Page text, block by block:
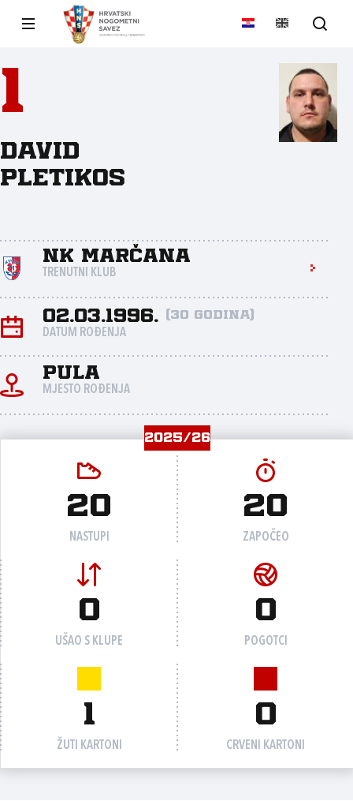
1
David
Pletikos
NK Marčana
TRENUTNI KLUB
02.03.1996. (30 godina)
DATUM ROĐENJA
Pula
MJESTO ROĐENJA
2025/26
20
NASTUPI
20
ZAPOČEO
0
UŠAO S KLUPE
0
POGOTCI
1
ŽUTI KARTONI
0
CRVENI KARTONI